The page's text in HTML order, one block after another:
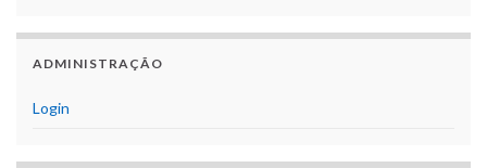
ADMINISTRAÇÃO
Login